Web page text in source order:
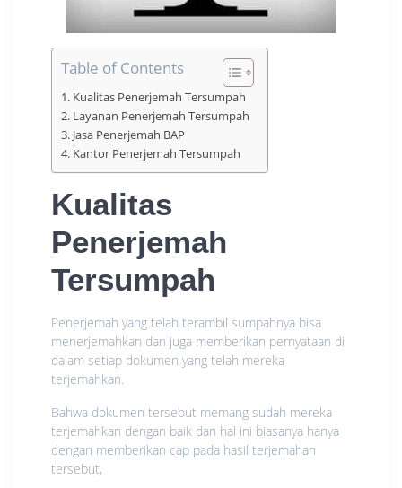
Table of Contents
Kualitas Penerjemah Tersumpah
Layanan Penerjemah Tersumpah
Jasa Penerjemah BAP
Kantor Penerjemah Tersumpah
Kualitas
Penerjemah
Tersumpah
Penerjemah yang telah terambil sumpahnya bisa
menerjemahkan dan juga memberikan pernyataan di
dalam setiap dokumen yang telah mereka
terjemahkan.
Bahwa dokumen tersebut memang sudah mereka
terjemahkan dengan baik dan hal ini biasanya hanya
dengan memberikan cap pada hasil terjemahan
tersebut,